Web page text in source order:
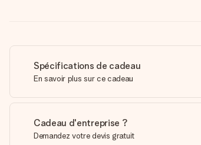
Spécifications de cadeau
En savoir plus sur ce cadeau
Cadeau d'entreprise ?
Demandez votre devis gratuit